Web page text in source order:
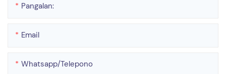
Pangalan:
Email
Whatsapp/telepono